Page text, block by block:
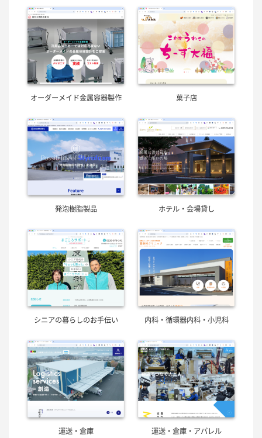
オーダーメイド金属容器製作 菓子店
発泡樹脂製品 ホテル・会場貸し
シニアの暮らしのお手伝い 内科・循環器内科・小児科
運送・倉庫 運送・倉庫・アパレル